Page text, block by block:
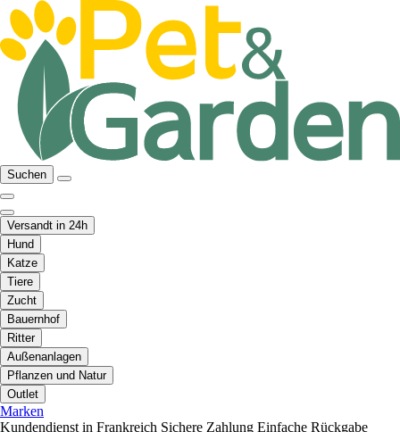
Suchen
Versandt in 24h
Hund
Katze
Tiere
Zucht
Bauernhof
Ritter
Außenanlagen
Pflanzen und Natur
Outlet
Marken
Kundendienst in Frankreich Sichere Zahlung Einfache Rückgabe